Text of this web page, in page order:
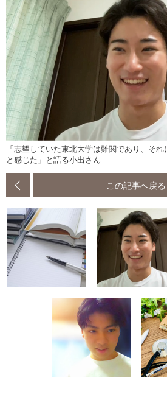
「志望していた東北大学は難関であり、そ
と感じた」と語る小出さん
この記事へ戻る